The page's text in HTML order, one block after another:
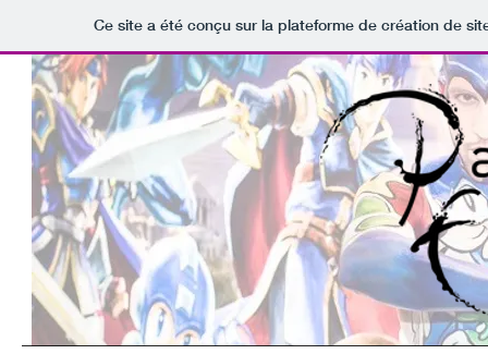
Ce site a été conçu sur la plateforme de création de